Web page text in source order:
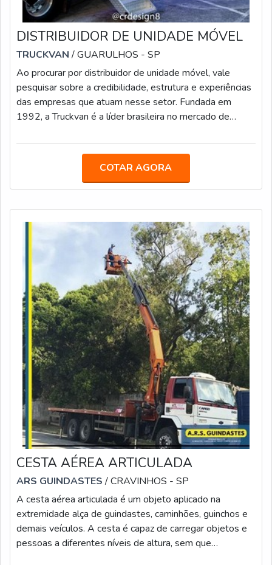
DISTRIBUIDOR DE UNIDADE MÓVEL
TRUCKVAN/ GUARULHOS - SP
Ao procurar por distribuidor de unidade móvel, vale
pesquisar sobre a credibilidade, estrutura e experiências
das empresas que atuam nesse setor. Fundada em
1992, a Truckvan é a líder brasileira no mercado de
unidades móveis para os seguintes segmentos: Saúde;
Eventos; Defesa e Segurança.MAIS INFORMAÇÕES
SOBRE O PRODUTOA Truckvan trabalha tanto com a
COTAR AGORA
CESTA AÉREA ARTICULADA
ARS GUINDASTES/ CRAVINHOS - SP
A cesta aérea articulada é um objeto aplicado na
extremidade alça de guindastes, caminhões, guinchos e
demais veículos. A cesta é capaz de carregar objetos e
pessoas a diferentes níveis de altura, sem que